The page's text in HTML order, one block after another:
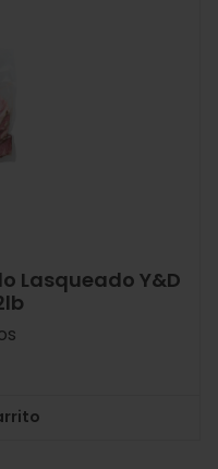
Lasqueado Y&D